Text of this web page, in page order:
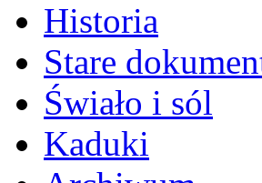
Historia
Stare
Świało i sól
Kaduki